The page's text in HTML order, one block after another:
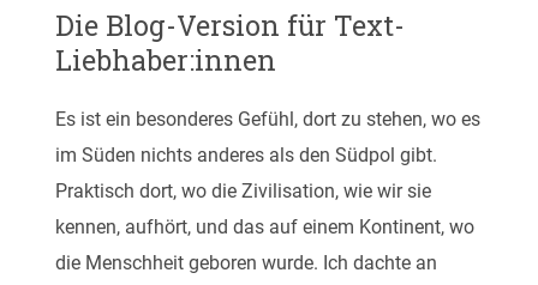
Die Blog-Version für Text-
Liebhaber:innen
Es ist ein besonderes Gefühl, dort zu stehen, wo es
im Süden nichts anderes als den Südpol gibt.
Praktisch dort, wo die Zivilisation, wie wir sie
kennen, aufhört, und das auf einem Kontinent, wo
die Menschheit geboren wurde. Ich dachte an